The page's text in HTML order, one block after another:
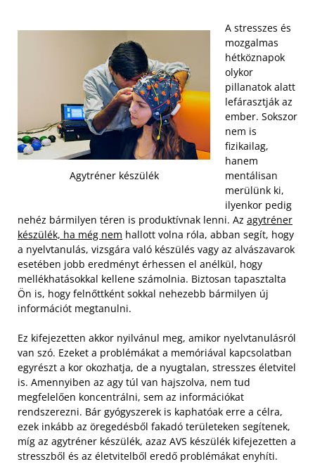
Agytréner készülék
A stresszes és
mozgalmas
hétköznapok
olykor
pillanatok alatt
lefárasztják az
ember. Sokszor
nem is
fizikailag,
hanem
mentálisan
merülünk ki,
ilyenkor pedig
nehéz bármilyen téren is produktívnak lenni. Az agytréner
készülék, ha még nem hallott volna róla, abban segít, hogy
a nyelvtanulás, vizsgára való készülés vagy az alvászavarok
esetében jobb eredményt érhessen el anélkül, hogy
mellékhatásokkal kellene számolnia. Biztosan tapasztalta
Ön is, hogy felnőttként sokkal nehezebb bármilyen új
információt megtanulni.
Ez kifejezetten akkor nyilvánul meg, amikor nyelvtanulásról
van szó. Ezeket a problémákat a memóriával kapcsolatban
egyrészt a kor okozhatja, de a nyugtalan, stresszes életvitel
is. Amennyiben az agy túl van hajszolva, nem tud
megfelelően koncentrálni, sem az információkat
rendszerezni. Bár gyógyszerek is kaphatóak erre a célra,
ezek inkább az öregedésből fakadó területeken segítenek,
míg az agytréner készülék, azaz AVS készülék kifejezetten a
stresszből és az életvitelből eredő problémákat enyhíti.